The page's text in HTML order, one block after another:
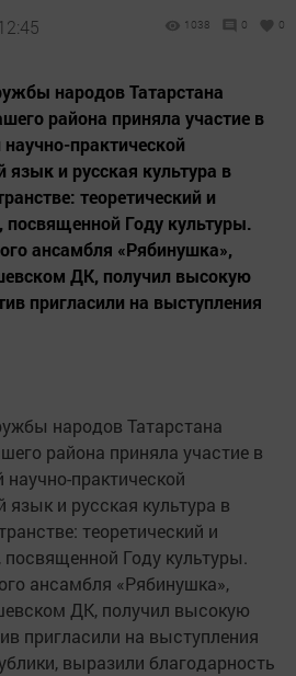
1038 0 0
народов Татарстана
района приняла участие в
практической
язык и русская культура в
теоретический и
посвященной Году культуры.
ансамбля «Рябинушка»,
ДК, получил высокую
пригласили на выступления
народов Татарстана
района приняла участие в
практической
язык и русская культура в
теоретический и
Году культуры.
ансамбля «Рябинушка»,
ДК, получил высокую
пригласили на выступления
выразили благодарность